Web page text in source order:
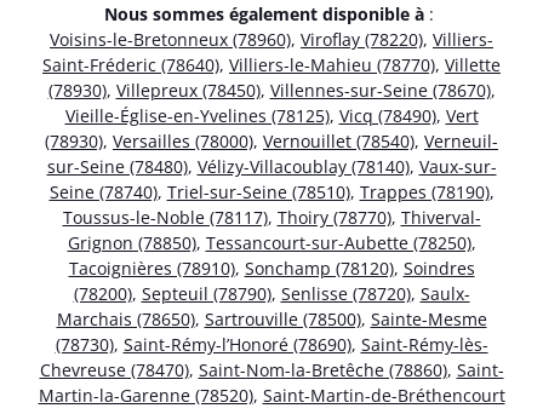
Nous sommes également disponible à :
Voisins-le-Bretonneux (78960), Viroflay (78220), Villiers-
Saint-Fréderic (78640), Villiers-le-Mahieu (78770), Villette
(78930), Villepreux (78450), Villennes-sur-Seine (78670),
Vieille-Église-en-Yvelines (78125), Vicq (78490), Vert
(78930), Versailles (78000), Vernouillet (78540), Verneuil-
sur-Seine (78480), Vélizy-Villacoublay (78140), Vaux-sur-
Seine (78740), Triel-sur-Seine (78510), Trappes (78190),
Toussus-le-Noble (78117), Thoiry (78770), Thiverval-
Grignon (78850), Tessancourt-sur-Aubette (78250),
Tacoignières (78910), Sonchamp (78120), Soindres
(78200), Septeuil (78790), Senlisse (78720), Saulx-
Marchais (78650), Sartrouville (78500), Sainte-Mesme
(78730), Saint-Rémy-l’Honoré (78690), Saint-Rémy-lès-
Chevreuse (78470), Saint-Nom-la-Bretêche (78860), Saint-
Martin-la-Garenne (78520), Saint-Martin-de-Bréthencourt